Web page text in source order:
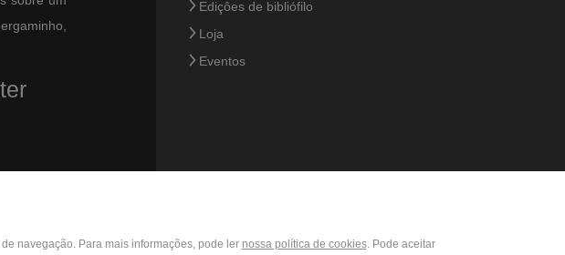
Ediçôes de bibliófilo
Loja
Eventos
navegação. Para mais informações, pode ler nossa política de cookies. Pode aceitar